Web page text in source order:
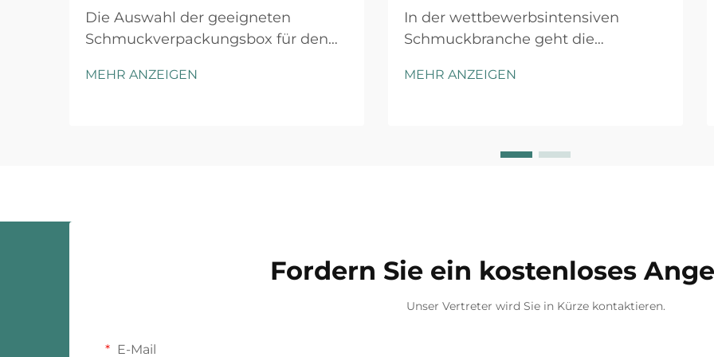
Die Auswahl der geeigneten
Schmuckverpackungsbox für den
Abwägung mehrerer Faktoren, die
MEHR ANZEIGEN
In der wettbewerbsintensiven
Schmuckbranche geht die
inneren Wert der Stücke hinaus.
MEHR ANZEIGEN
Fordern Sie ein kostenloses
Unser Vertreter wird Sie in Kürze kontaktieren.
E-Mail